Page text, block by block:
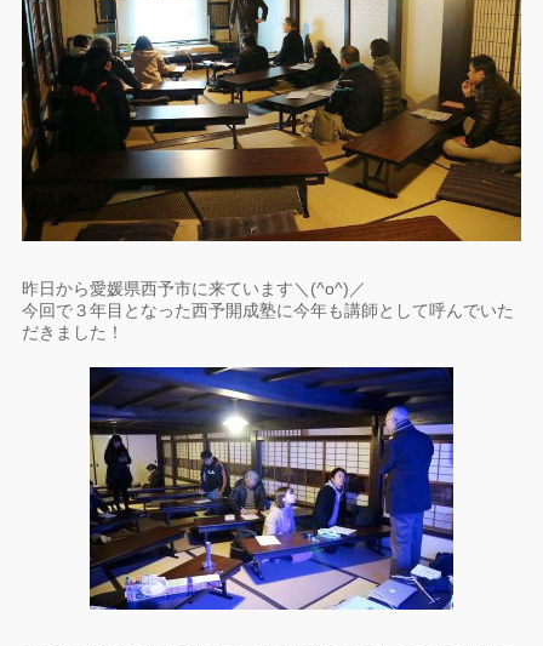
昨日から愛媛県西予市に来ています＼(^o^)／
今回で３年目となった西予開成塾に今年も講師として呼んでいた
だきました！